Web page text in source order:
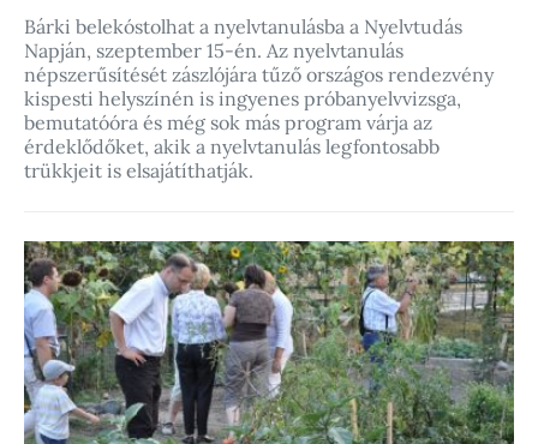
Bárki belekóstolhat a nyelvtanulásba a Nyelvtudás
Napján, szeptember 15-én. Az nyelvtanulás
népszerűsítését zászlójára tűző országos rendezvény
kispesti helyszínén is ingyenes próbanyelvvizsga,
bemutatóóra és még sok más program várja az
érdeklődőket, akik a nyelvtanulás legfontosabb
trükkjeit is elsajátíthatják.